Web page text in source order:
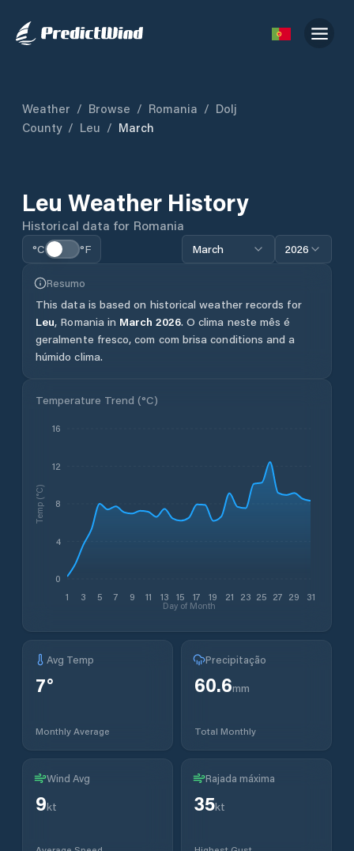
Weather / Browse / Romania / Dolj
County / Leu / March
Leu Weather History
Historical data for Romania
°C °F March 2026
Resumo
This data is based on historical weather records for
Leu, Romania in March 2026.O clima neste mês é
geralmente fresco, com com brisa conditions and a
húmido clima.
Temperature Trend (°C)
1 3 5 7 9 11 13 15 17 19 21 23 25 27 29 31
Day of Month
0
4
8
12
16
Temp (°C)
Avg Temp
7°
Monthly Average
Precipitação
60.6mm
Total Monthly
Wind Avg
9kt
Rajada máxima
35kt